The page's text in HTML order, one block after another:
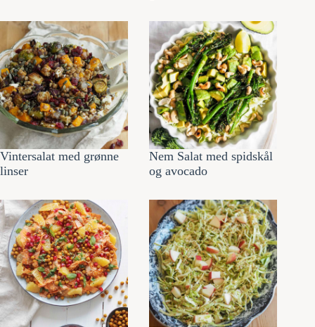
Vintersalat med grønne
linser
Nem Salat med spidskål
og avocado